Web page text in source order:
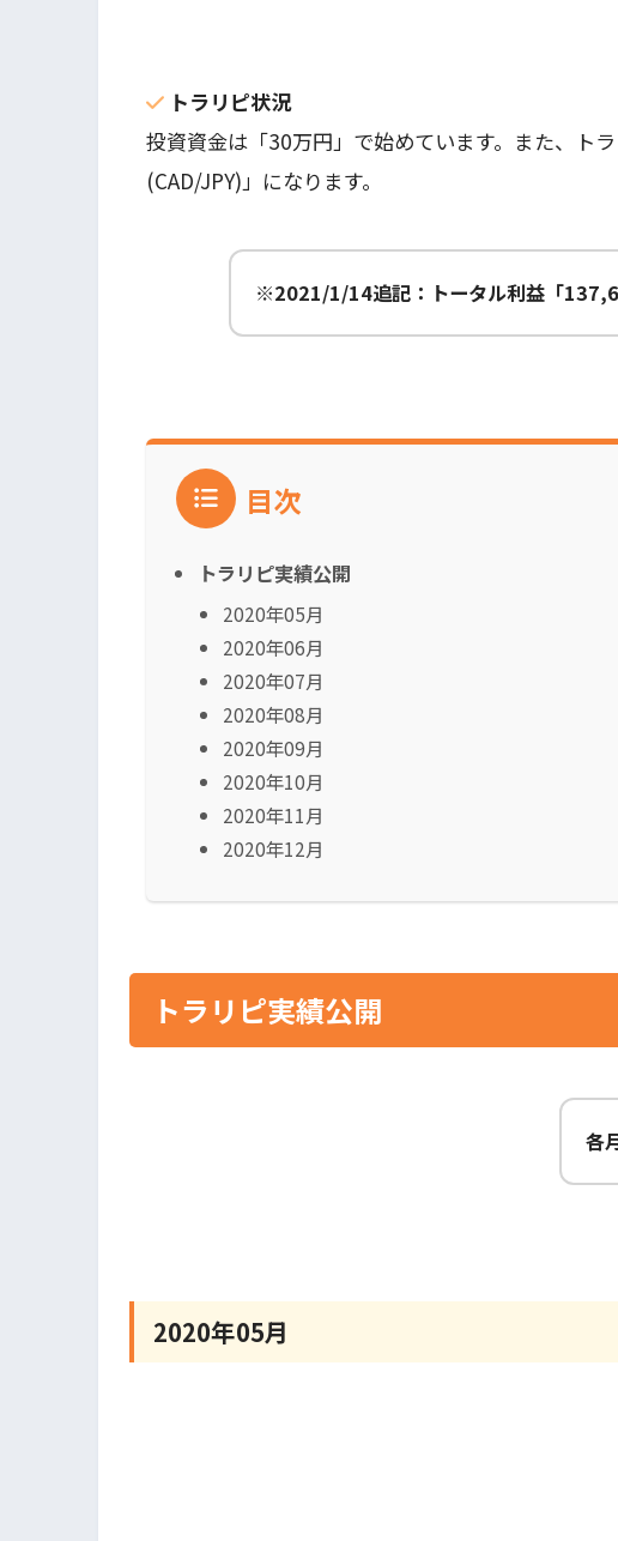
トラリピ状況
投資資金は「30万円」で始めています。また、ト
(CAD/JPY)」になります。
※2021/1/14追記：トータル利益「
目次
トラリピ実績公開
2020年05月
2020年06月
2020年07月
2020年08月
2020年09月
2020年10月
2020年11月
2020年12月
トラリピ実績公開
各
2020年05月